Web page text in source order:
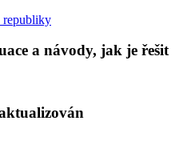
republiky
a návody, jak je řešit